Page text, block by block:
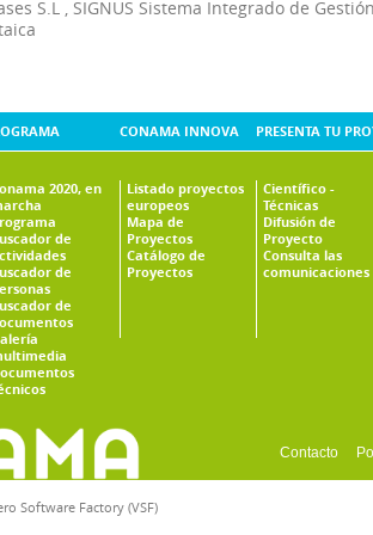
S.L
SIGNUS Sistema Integrado de
2020, en
de
de
de
CONAMA INNOVA
Listado proyectos
europeos
Mapa de
Proyectos
Catálogo de
Proyectos
PRESENTA TU
Científico -
Técnicas
Difusión de
Proyecto
Consulta las
comunicaciones
Contacto
Software Factory (VSF)